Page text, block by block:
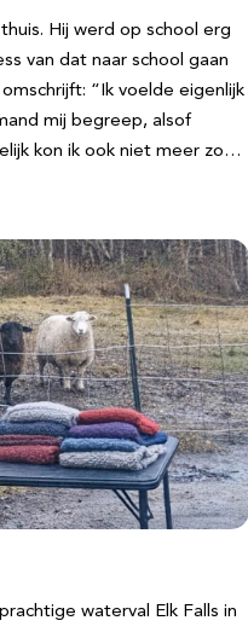
Hij werd op school erg
van dat naar school gaan
“Ik voelde eigenlijk
mij begreep, alsof
kon ik ook niet meer zo…
waterval Elk Falls in